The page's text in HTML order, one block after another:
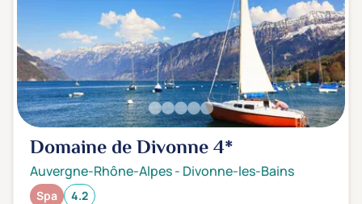
Domaine de Divonne4*
Auvergne-Rhône-Alpes- Divonne-les-Bains
Spa 4.2